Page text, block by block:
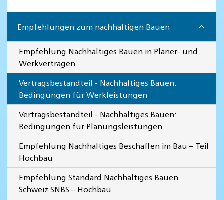
Empfehlungen zum nachhaltigen Bauen
Empfehlung Nachhaltiges Bauen in Planer- und
Werkverträgen
Vertragsbestandteil - Nachhaltiges Bauen:
Bedingungen für Werkleistungen
Vertragsbestandteil - Nachhaltiges Bauen:
Bedingungen für Planungsleistungen
Empfehlung Nachhaltiges Beschaffen im Bau – Teil
Hochbau
Empfehlung Standard Nachhaltiges Bauen
Schweiz SNBS – Hochbau